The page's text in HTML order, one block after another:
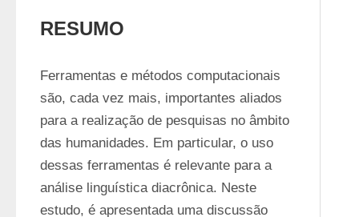
RESUMO
Ferramentas e métodos computacionais
são, cada vez mais, importantes aliados
para a realização de pesquisas no âmbito
das humanidades. Em particular, o uso
dessas ferramentas é relevante para a
análise linguística diacrônica. Neste
estudo, é apresentada uma discussão